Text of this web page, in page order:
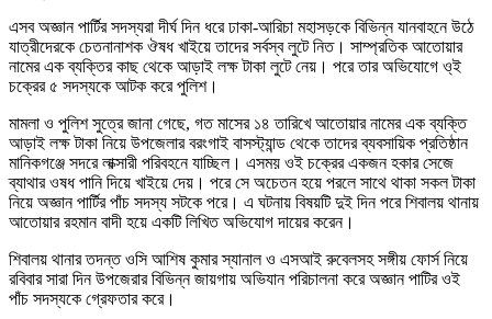
এসব অজ্ঞান পার্টির সদস্যরা দীর্ঘ দিন ধরে ঢাকা-আরিচা মহাসড়কে বিভিন্ন যানবাহনে উঠে
যাত্রীদেরকে চেতনানাশক ঔষধ খাইয়ে তাদের সর্বস্ব লুটে নিত। সাম্প্রতিক আতোয়ার
নামের এক ব্যক্তির কাছ থেকে আড়াই লক্ষ টাকা লুটে নেয়। পরে তার অভিযোগে ও্ই
চক্রের ৫ সদস্যকে আটক করে পুলিশ।
মামলা ও পুলিশ সুত্রে জানা গেছে, গত মাসের ১৪ তারিখে আতোয়ার নামের এক ব্যক্তি
আড়াই লক্ষ টাকা নিয়ে উপজেলার বরংগাই বাসস্ট্যান্ড থেকে তাদের ব্যবসায়িক প্রতিষ্ঠান
মানিকগঞ্জে সদরে লাক্সারী পরিবহনে যাচ্ছিল। এসময় ওই চক্রের একজন হকার সেজে
ব্যাথার ওষধ পানি দিয়ে খাইয়ে দেয়। পরে সে অচেতন হয়ে পরলে সাথে থাকা সকল টাকা
নিয়ে অজ্ঞান পার্টির পাঁচ সদস্য সটকে পরে। এ ঘটনায় বিষয়টি দুই দিন পরে শিবালয় থানায়
আতোয়ার রহমান বাদী হয়ে একটি লিখিত অভিযোগ দায়ের করেন।
শিবালয় থানার তদন্ত ওসি আশিষ কুমার স্যানাল ও এসআই রুবেলসহ সঙ্গীয় ফোর্স নিয়ে
রবিবার সারা দিন উপজেরার বিভিন্ন জায়গায় অভিযান পরিচালনা করে অজ্ঞান পাটির ওই
পাঁচ সদস্যকে গ্রেফতার করে।